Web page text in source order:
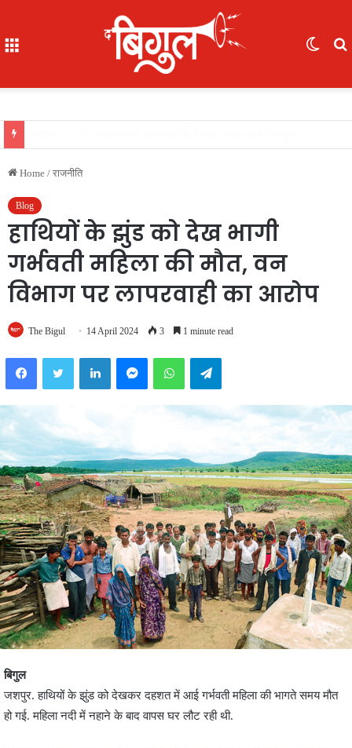
Home / राजनीति
Blog
हाथियों के झुंड को देख भागी
गर्भवती महिला की मौत, वन
विभाग पर लापरवाही का आरोप
The Bigul 14 April 2024 3 1 minute read
FacebookTwitter LinkedInMessengerWhatsAppTelegram
बिगुल
जशपुर. हाथियों के झुंड को देखकर दहशत में आई गर्भवती महिला की भागते समय मौत
हो गई. महिला नदी में नहाने के बाद वापस घर लौट रही थी.